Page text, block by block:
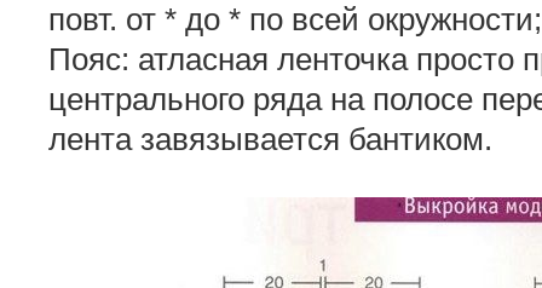
повт. от * до * по всей
Пояс: атласная ленточка просто
центрального ряда на полосе
лента завязывается бантиком.